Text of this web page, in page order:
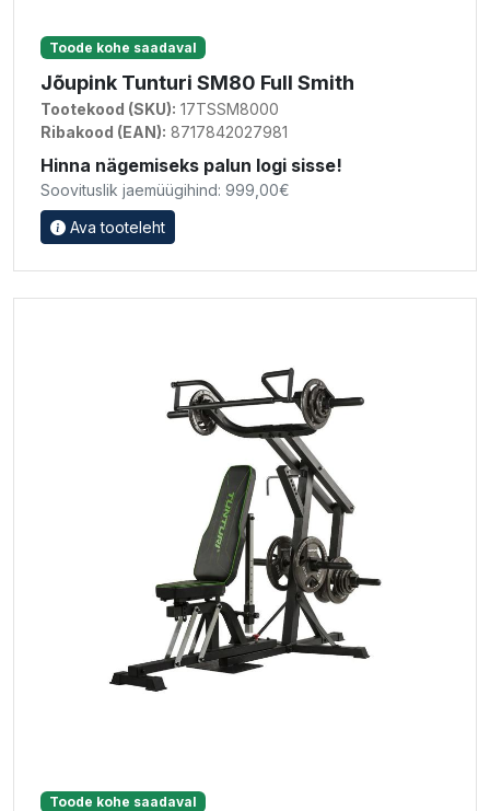
Toode kohe saadaval
Jõupink Tunturi SM80 Full Smith
Tootekood (SKU): 17TSSM8000
Ribakood (EAN): 8717842027981
Hinna nägemiseks palun logi sisse!
Soovituslik jaemüügihind: 999,00€
Ava tooteleht
Toode kohe saadaval